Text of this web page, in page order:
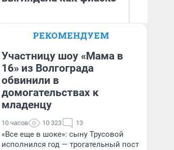
Надежда Губарь
РЕКОМЕНДУЕМ
Участницу шоу «Мама в
16» из Волгограда
обвинили в
домогательствах к
младенцу
10 часов 10 323 13
«Все еще в шоке»: сыну Трусовой
исполнился год — трогательный пост